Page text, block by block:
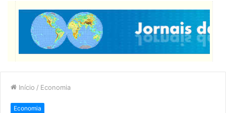
Início / Economia
Economia